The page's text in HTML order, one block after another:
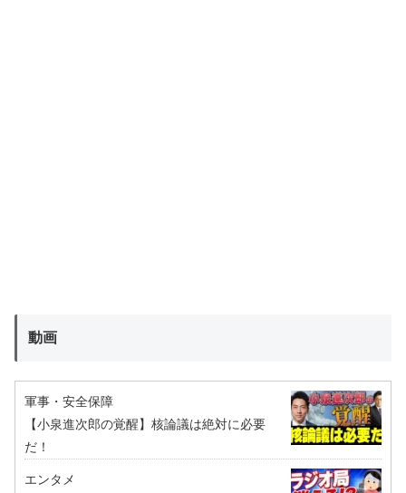
動画
軍事・安全保障
【小泉進次郎の覚醒】核論議は絶対に必要
だ！
エンタメ